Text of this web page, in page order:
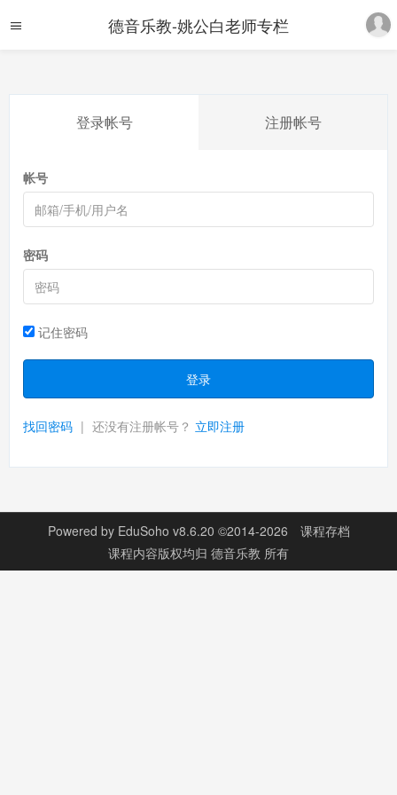
德音乐教-姚公白老师专栏
登录帐号 注册帐号
帐号
密码
记住密码
登录
找回密码 | 还没有注册帐号？ 立即注册
Powered by EduSoho v8.6.20 ©2014-2026
课程存档
课程内容版权均归 德音乐教 所有